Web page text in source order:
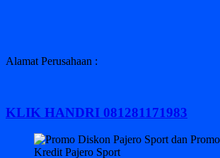
Alamat Perusahaan :
KLIK HANDRI 081281171983